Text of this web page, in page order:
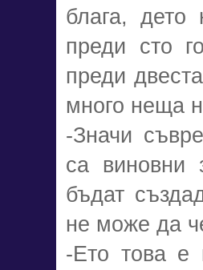
блага,
преди сто
преди
много неща
-Значи
са виновни
бъдат
не може да
-Ето това е